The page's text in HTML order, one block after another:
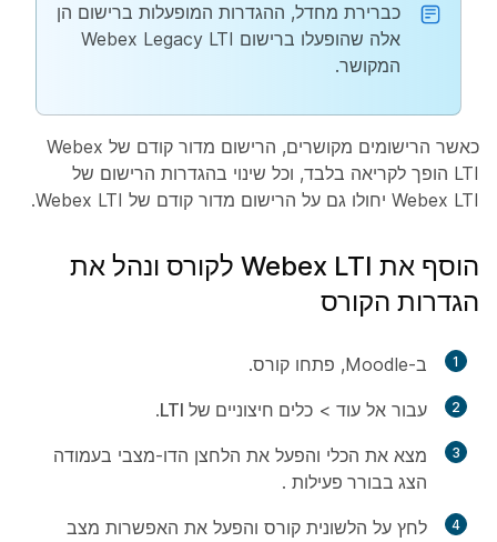
כברירת מחדל, ההגדרות המופעלות ברישום הן
אלה שהופעלו ברישום Webex Legacy LTI
המקושר.
כאשר הרישומים מקושרים, הרישום מדור קודם של Webex
LTI הופך לקריאה בלבד, וכל שינוי בהגדרות הרישום של
Webex LTI יחולו גם על הרישום מדור קודם של Webex LTI.
הוסף את Webex LTI לקורס ונהל את
הגדרות הקורס
1 ב-Moodle, פתחו קורס.
2 עבור אל עוד > כלים חיצוניים של LTI .
3
מצא את הכלי והפעל את הלחצן הדו-מצבי בעמודה
הצג בבורר פעילות .
4 לחץ על הלשונית קורס והפעל את האפשרות מצב